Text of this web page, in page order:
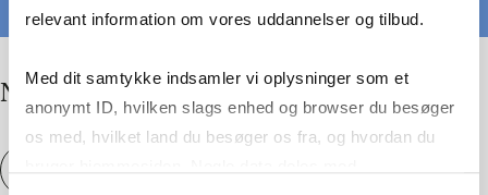
relevant information om vores uddannelser og tilbud.
Med dit samtykke indsamler vi oplysninger som et
anonymt ID, hvilken slags enhed og browser du besøger
os med, hvilket land du besøger os fra, og hvordan du
No com­pany is an is­land